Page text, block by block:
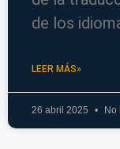
de los
LEER MÁS»
26 abril 2025 No